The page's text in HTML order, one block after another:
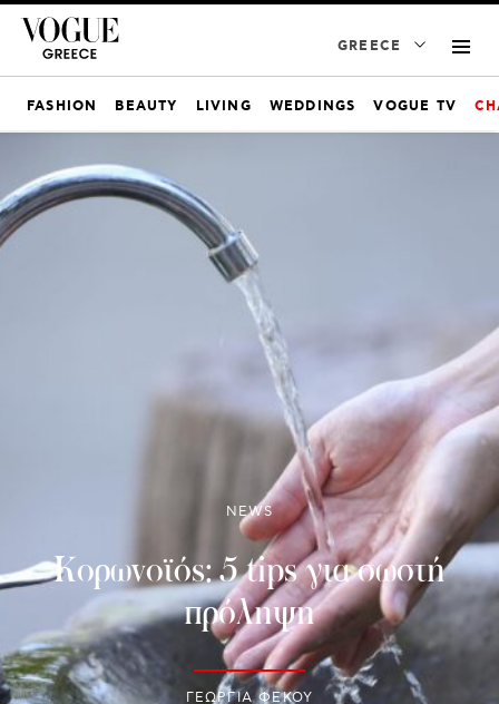
GREECE
FASHION BEAUTY LIVING WEDDINGS VOGUE TV
NEWS
Κορωνοϊός: 5 tips για σωστή
πρόληψη
ΓΕΩΡΓΙΑ ΦΕΚΟΥ